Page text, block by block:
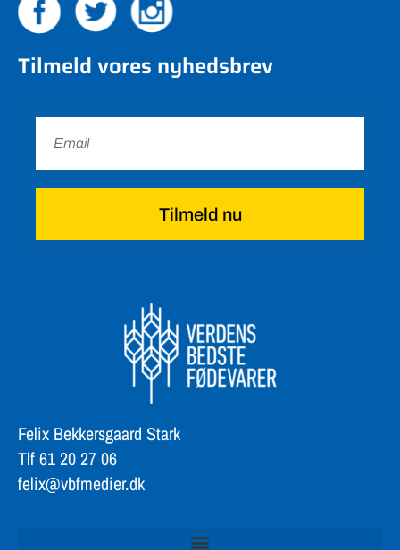
Tilmeld vores nyhedsbrev
Tilmeld nu
Felix Bekkersgaard Stark
Tlf 61 20 27 06
felix@vbfmedier.dk